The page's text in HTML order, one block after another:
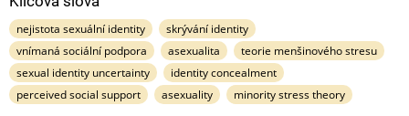
nejistota sexuální identity
skrývání identity
vnímaná sociální podpora
asexualita
teorie menšinového stresu
sexual identity uncertainty
identity concealment
perceived social support
asexuality minority stress theory